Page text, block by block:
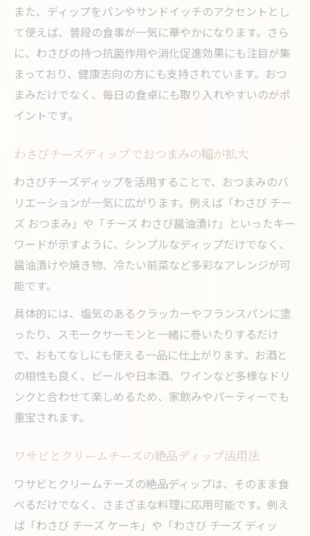
また、ディップをパンやサンドイッチのアクセントとし
て使えば、普段の食事が一気に華やかになります。さら
に、わさびの持つ抗菌作用や消化促進効果にも注目が集
まっており、健康志向の方にも支持されています。おつ
まみだけでなく、毎日の食卓にも取り入れやすいのがポ
イントです。
わさびチーズディップでおつまみの幅が拡大
わさびチーズディップを活用することで、おつまみのバ
リエーションが一気に広がります。例えば「わさび チー
ズ おつまみ」や「チーズ わさび醤油漬け」といったキー
ワードが示すように、シンプルなディップだけでなく、
醤油漬けや焼き物、冷たい前菜など多彩なアレンジが可
能です。
具体的には、塩気のあるクラッカーやフランスパンに塗
ったり、スモークサーモンと一緒に巻いたりするだけ
で、おもてなしにも使える一品に仕上がります。お酒と
の相性も良く、ビールや日本酒、ワインなど多様なドリ
ンクと合わせて楽しめるため、家飲みやパーティーでも
重宝されます。
ワサビとクリームチーズの絶品ディップ活用法
ワサビとクリームチーズの絶品ディップは、そのまま食
べるだけでなく、さまざまな料理に応用可能です。例え
ば「わさび チーズ ケーキ」や「わさび チーズ ディッ